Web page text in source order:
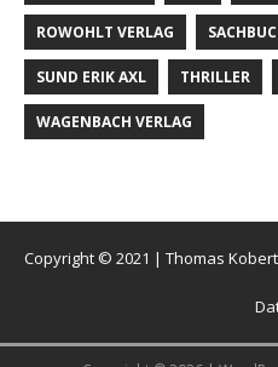
ROWOHLT VERLAG
SUND ERIK AXL THRILLER
WAGENBACH VERLAG
Copyright © 2021 | Thomas Kobert